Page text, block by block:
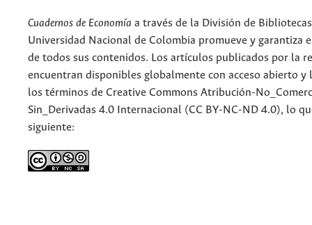
Cuadernos de Economía a través de la División de
Universidad Nacional de Colombia promueve y garantiza
de todos sus contenidos. Los artículos publicados por la
encuentran disponibles globalmente con acceso abierto y
los términos de Creative Commons Atribución-
Sin_Derivadas 4.0 Internacional (CC BY-NC-ND 4.0), lo
siguiente: